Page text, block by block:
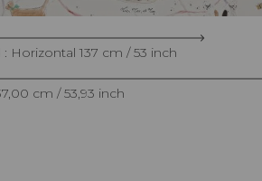
: Horizontal 137 cm / 53 inch
cm / 53,93 inch